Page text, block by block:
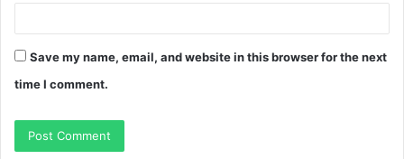
Save my name, email, and website in this browser for the next
time I comment.